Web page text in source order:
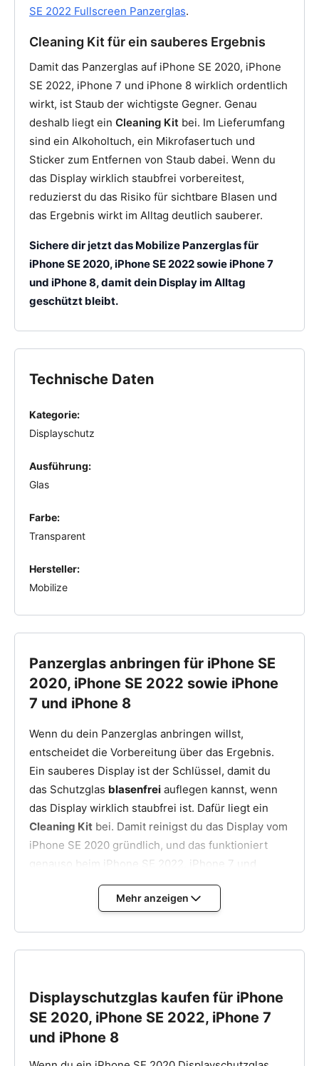
SE 2022 Fullscreen Panzerglas.
Cleaning Kit für ein sauberes Ergebnis
Damit das Panzerglas auf iPhone SE 2020, iPhone
SE 2022, iPhone 7 und iPhone 8 wirklich ordentlich
wirkt, ist Staub der wichtigste Gegner. Genau
deshalb liegt ein Cleaning Kit bei. Im Lieferumfang
sind ein Alkoholtuch, ein Mikrofasertuch und
Sticker zum Entfernen von Staub dabei. Wenn du
das Display wirklich staubfrei vorbereitest,
reduzierst du das Risiko für sichtbare Blasen und
das Ergebnis wirkt im Alltag deutlich sauberer.
Sichere dir jetzt das Mobilize Panzerglas für
iPhone SE 2020, iPhone SE 2022 sowie iPhone 7
und iPhone 8, damit dein Display im Alltag
geschützt bleibt.
Technische Daten
Kategorie:
Displayschutz
Ausführung:
Glas
Farbe:
Transparent
Hersteller:
Mobilize
Panzerglas anbringen für iPhone SE
2020, iPhone SE 2022 sowie iPhone
7 und iPhone 8
Wenn du dein Panzerglas anbringen willst,
entscheidet die Vorbereitung über das Ergebnis.
Ein sauberes Display ist der Schlüssel, damit du
das Schutzglas blasenfrei auflegen kannst, wenn
das Display wirklich staubfrei ist. Dafür liegt ein
Cleaning Kit bei. Damit reinigst du das Display vom
iPhone SE 2020 gründlich, und das funktioniert
genauso beim iPhone SE 2022, iPhone 7 und
Vorbereitung mit Cleaning Kit
Entfernen von Staub dabei. Reinige das Display
zuerst mit dem Alkoholtuch, trockne danach mit
dem Mikrofasertuch nach und entferne letzte
Mehr anzeigen
Displayschutzglas kaufen für iPhone
SE 2020, iPhone SE 2022, iPhone 7
und iPhone 8